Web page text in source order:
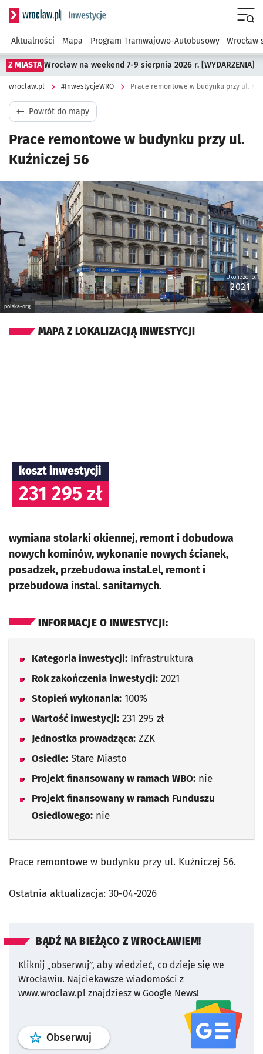
Serwis informacyjny wroclaw.pl podserwis:
Aktualności Mapa Program Tramwajowo-Autobusowy Wrocław
Z MIASTA Wrocław na weekend 7-9 sierpnia 2026 r. [WYDARZENIA]
wroclaw.pl #InwestycjeWRO Prace remontowe w budynku przy ul.
Powrót do mapy
Prace remontowe w budynku przy ul.
Kuźniczej 56
Kliknij, aby powiększyć
polska-org
Ukończono:
2021
MAPA Z LOKALIZACJĄ INWESTYCJI
koszt inwestycji
231 295 zł
wymiana stolarki okiennej, remont i dobudowa
nowych kominów, wykonanie nowych ścianek,
posadzek, przebudowa instal.el, remont i
przebudowa instal. sanitarnych.
INFORMACJE O INWESTYCJI:
Kategoria inwestycji: Infrastruktura
Rok zakończenia inwestycji: 2021
Stopień wykonania: 100%
Wartość inwestycji: 231 295 zł
Jednostka prowadząca: ZZK
Osiedle: Stare Miasto
Projekt finansowany w ramach WBO: nie
Projekt finansowany w ramach Funduszu
Osiedlowego: nie
Prace remontowe w budynku przy ul. Kuźniczej 56.
Ostatnia aktualizacja: 30-04-2026
BĄDŹ NA BIEŻĄCO Z WROCŁAWIEM!
Kliknij „obserwuj”, aby wiedzieć, co dzieje się we
Wrocławiu. Najciekawsze wiadomości z
www.wroclaw.pl znajdziesz w Google News!
Obserwuj profil serwisu